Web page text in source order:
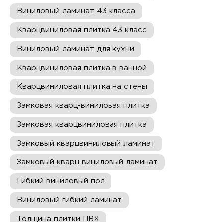
Виниловый ламинат 43 класса
Кварцвиниловая плитка 43 класс
Виниловый ламинат для кухни
Кварцвиниловая плитка в ванной
Кварцвиниловая плитка на стены
Замковая кварц-виниловая плитка
Замковая кварцвиниловая плитка
Замковый кварцвиниловый ламинат
Замковый кварц виниловый ламинат
Гибкий виниловый пол
Виниловый гибкий ламинат
Толщина плитки ПВХ